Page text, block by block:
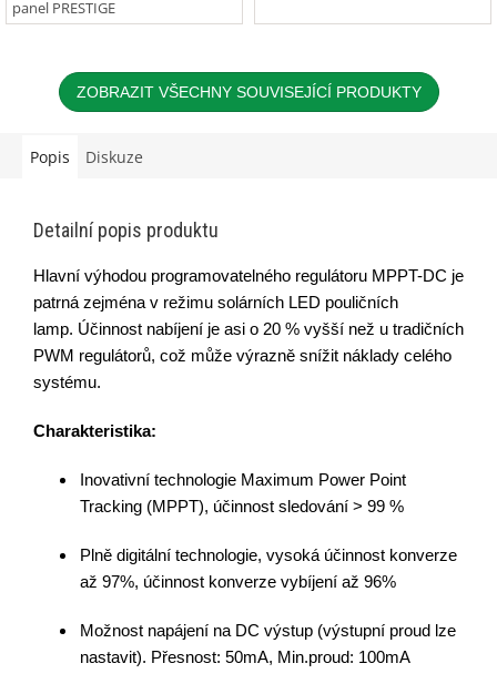
panel PRESTIGE
ZOBRAZIT VŠECHNY SOUVISEJÍCÍ PRODUKTY
Popis Diskuze
Detailní popis produktu
Hlavní výhodou programovatelného regulátoru MPPT-DC je
patrná zejména v režimu solárních LED pouličních
lamp. Účinnost nabíjení je asi o 20 % vyšší než u tradičních
PWM regulátorů, což může výrazně snížit náklady celého
systému.
Charakteristika:
Inovativní technologie Maximum Power Point
Tracking (MPPT), účinnost sledování > 99 %
Plně digitální technologie, vysoká účinnost konverze
až 97%, účinnost konverze vybíjení až 96%
Možnost napájení na DC výstup (výstupní proud lze
nastavit). Přesnost: 50mA, Min.proud: 100mA